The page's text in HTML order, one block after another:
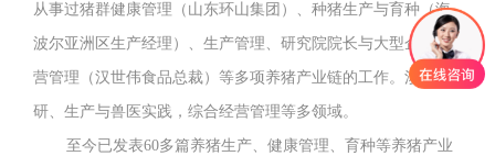
从事过猪群健康管理（山东环山集团）、种猪生产与育种（海
波尔亚洲区生产经理）、生产管理、研究院院长与大型企业经
营管理（汉世伟食品总裁）等多项养猪产业链的工作。涉及科
研、生产与兽医实践，综合经营管理等多领域。
至今已发表60多篇养猪生产、健康管理、育种等养猪产业